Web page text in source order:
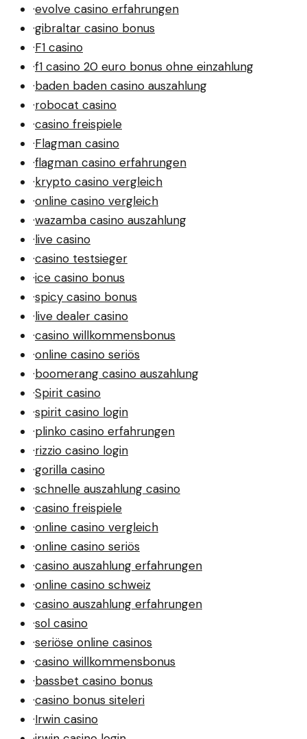
·evolve casino erfahrungen
·gibraltar casino bonus
·F1 casino
·f1 casino 20 euro bonus ohne einzahlung
·baden baden casino auszahlung
·robocat casino
·casino freispiele
·Flagman casino
·flagman casino erfahrungen
·krypto casino vergleich
·online casino vergleich
·wazamba casino auszahlung
·live casino
·casino testsieger
·ice casino bonus
·spicy casino bonus
·live dealer casino
·casino willkommensbonus
·online casino seriös
·boomerang casino auszahlung
·Spirit casino
·spirit casino login
·plinko casino erfahrungen
·rizzio casino login
·gorilla casino
·schnelle auszahlung casino
·casino freispiele
·online casino vergleich
·online casino seriös
·casino auszahlung erfahrungen
·online casino schweiz
·casino auszahlung erfahrungen
·sol casino
·seriöse online casinos
·casino willkommensbonus
·bassbet casino bonus
·casino bonus siteleri
·Irwin casino